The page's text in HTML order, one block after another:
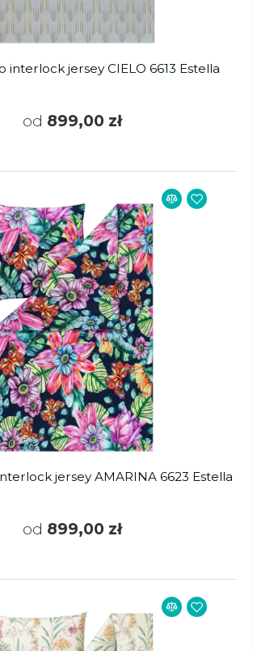
interlock jersey CIELO 6613 Estella
od 899,00 zł
jersey AMARINA 6623 Estella
od 899,00 zł